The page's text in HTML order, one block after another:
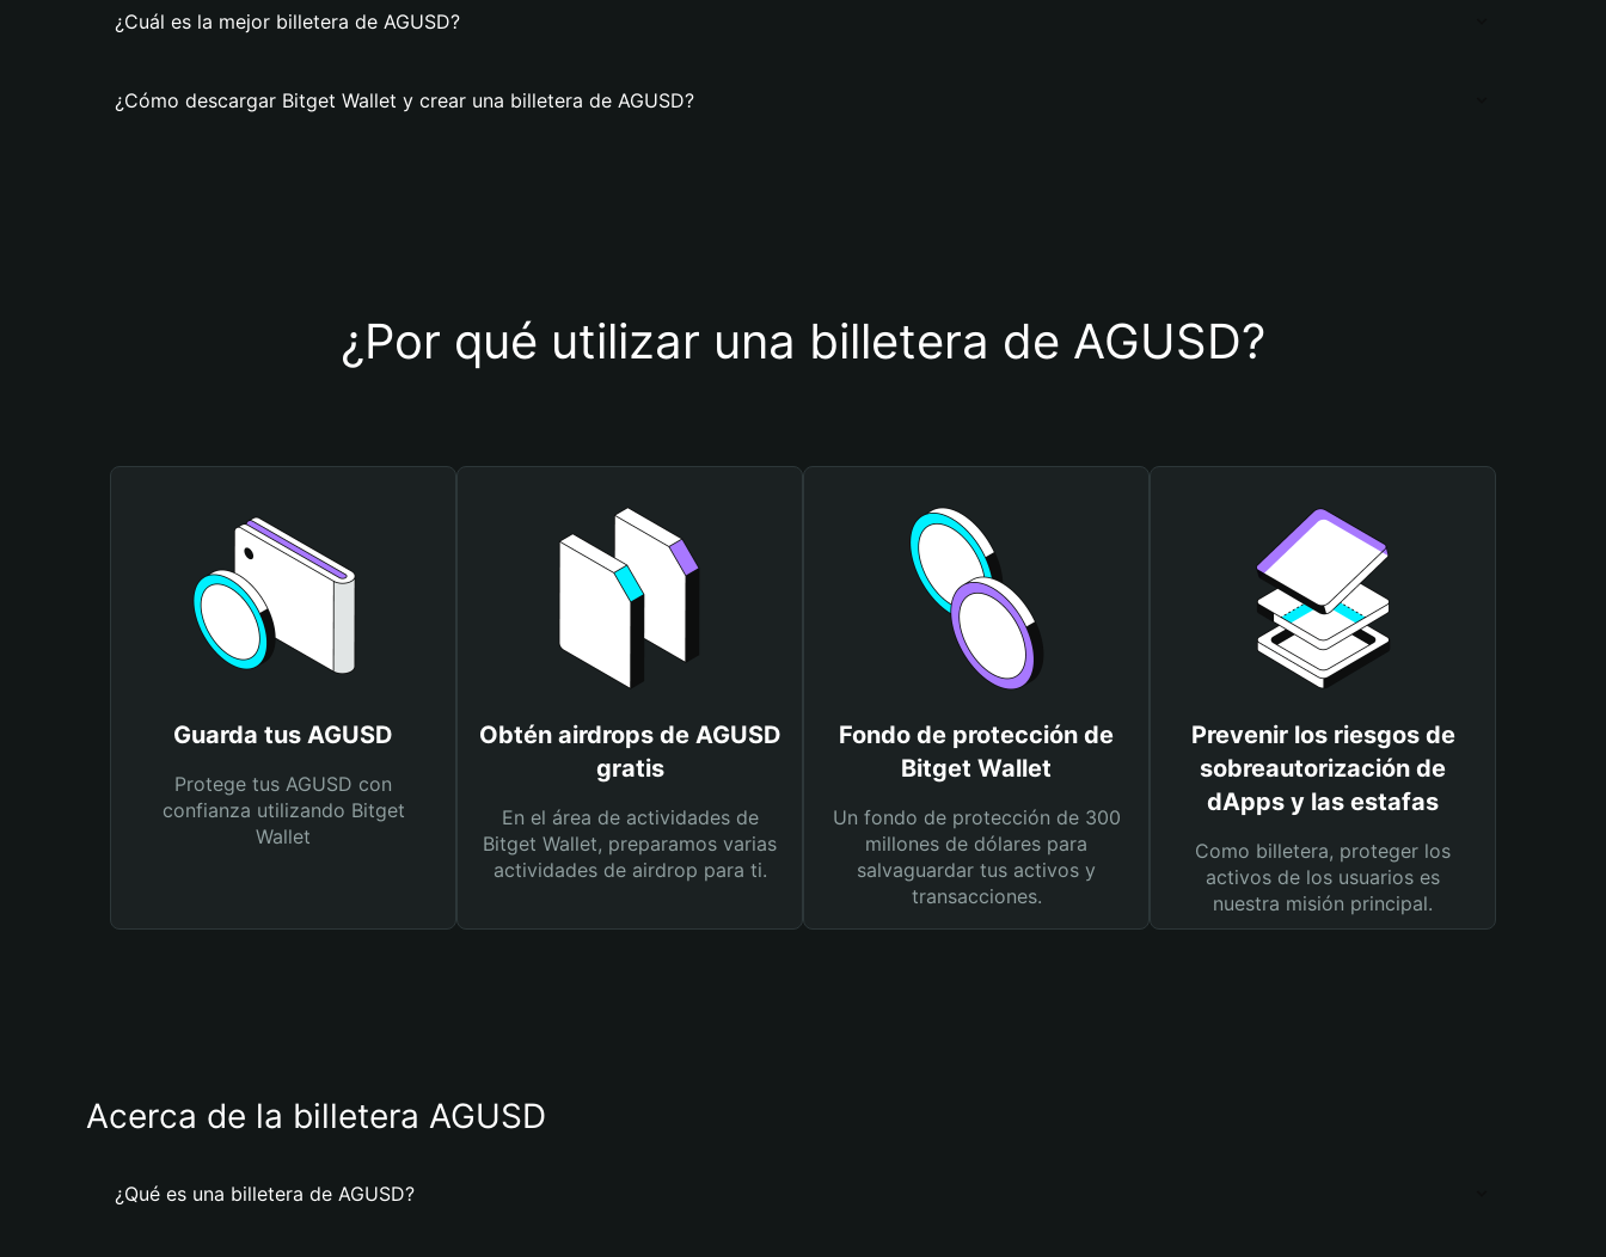
¿Cuál es la mejor billetera de AGUSD?
¿Cómo descargar Bitget Wallet y crear una billetera de AGUSD?
¿Por qué utilizar una billetera de AGUSD?
Guarda tus AGUSD
Protege tus AGUSD con
confianza utilizando Bitget
Wallet
Obtén airdrops de AGUSD
gratis
En el área de actividades de
Bitget Wallet, preparamos varias
actividades de airdrop para ti.
Fondo de protección de
Bitget Wallet
Un fondo de protección de 300
millones de dólares para
salvaguardar tus activos y
transacciones.
Prevenir los riesgos de
sobreautorización de
dApps y las estafas
Como billetera, proteger los
activos de los usuarios es
nuestra misión principal.
Acerca de la billetera AGUSD
¿Qué es una billetera de AGUSD?